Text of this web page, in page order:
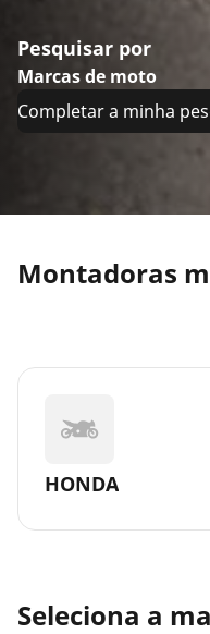
Pesquisar por
Marcas de moto
Completar a minha
Montadoras
HONDA
Seleciona a